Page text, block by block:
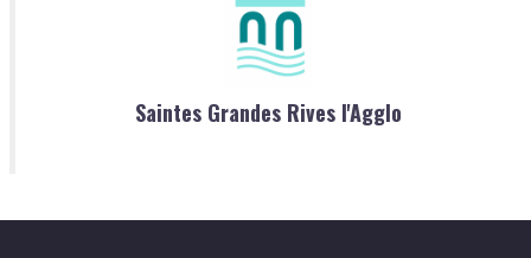
Saintes Grandes Rives l'Agglo